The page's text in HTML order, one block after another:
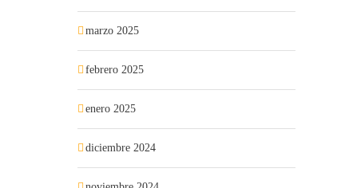
marzo 2025
febrero 2025
enero 2025
diciembre 2024